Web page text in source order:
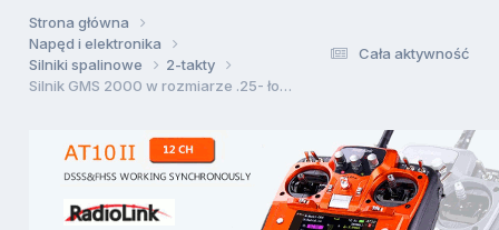
Cała aktywność
Strona główna
Napęd i elektronika
Silniki spalinowe
2-takty
Silnik GMS 2000 w rozmiarze .25- łożyska?